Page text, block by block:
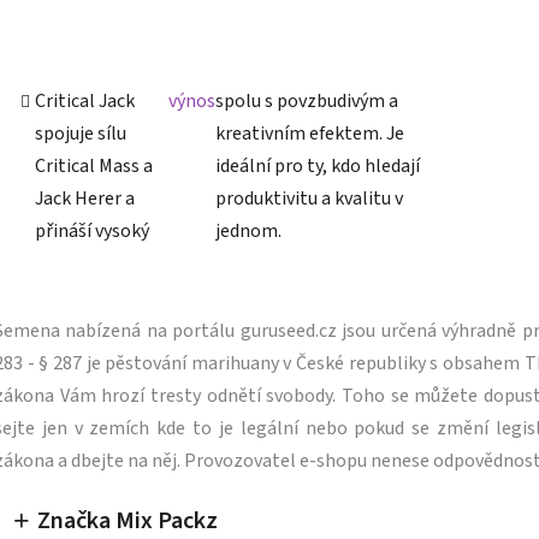
Critical Jack
spojuje sílu
Critical Mass a
Jack Herer a
přináší vysoký
výnosspolu s povzbudivým a
kreativním efektem. Je
ideální pro ty, kdo hledají
produktivitu a kvalitu v
jednom.
nabízená na portálu guruseed.cz jsou určená výhradně
- § 287 je pěstování marihuany v České republiky s
Vám hrozí tresty odnětí svobody. Toho se můžete
jen v zemích kde to je legální nebo pokud se změní
a dbejte na něj. Provozovatel e-shopu nenese
Značka Mix Packz